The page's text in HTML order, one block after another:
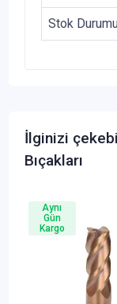
Stok
İlginizi
Bıçakları
Aynı
Gün
Kargo